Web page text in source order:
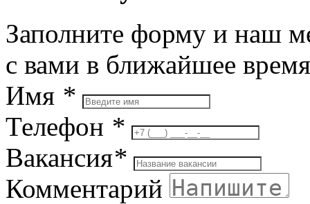
Заполните форму и наш
с вами в ближайшее время
Имя *
Телефон *
Вакансия*
Комментарий